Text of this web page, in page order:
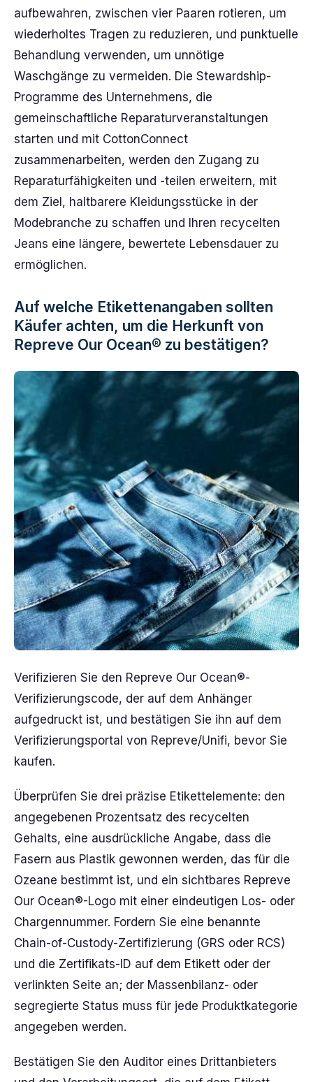
aufbewahren, zwischen vier Paaren rotieren, um
wiederholtes Tragen zu reduzieren, und punktuelle
Behandlung verwenden, um unnötige
Waschgänge zu vermeiden. Die Stewardship-
Programme des Unternehmens, die
gemeinschaftliche Reparaturveranstaltungen
starten und mit CottonConnect
zusammenarbeiten, werden den Zugang zu
Reparaturfähigkeiten und -teilen erweitern, mit
dem Ziel, haltbarere Kleidungsstücke in der
Modebranche zu schaffen und Ihren recycelten
Jeans eine längere, bewertete Lebensdauer zu
ermöglichen.
Auf welche Etikettenangaben sollten
Käufer achten, um die Herkunft von
Repreve Our Ocean® zu bestätigen?
Verifizieren Sie den Repreve Our Ocean®-
Verifizierungscode, der auf dem Anhänger
aufgedruckt ist, und bestätigen Sie ihn auf dem
Verifizierungsportal von Repreve/Unifi, bevor Sie
kaufen.
Überprüfen Sie drei präzise Etikettelemente: den
angegebenen Prozentsatz des recycelten
Gehalts, eine ausdrückliche Angabe, dass die
Fasern aus Plastik gewonnen werden, das für die
Ozeane bestimmt ist, und ein sichtbares Repreve
Our Ocean®-Logo mit einer eindeutigen Los- oder
Chargennummer. Fordern Sie eine benannte
Chain-of-Custody-Zertifizierung (GRS oder RCS)
und die Zertifikats-ID auf dem Etikett oder der
verlinkten Seite an; der Massenbilanz- oder
segregierte Status muss für jede Produktkategorie
angegeben werden.
Bestätigen Sie den Auditor eines Drittanbieters